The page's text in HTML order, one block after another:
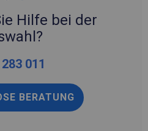
Hilfe bei der
011
BERATUNG